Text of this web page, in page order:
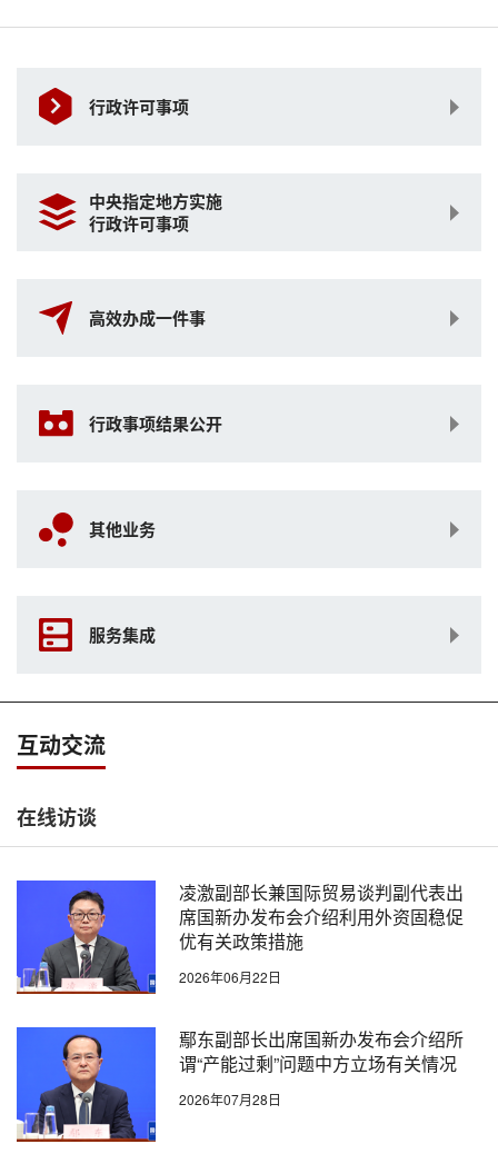
行政许可事项
中央指定地方实施
行政许可事项
高效办成一件事
行政事项结果公开
其他业务
服务集成
互动交流
在线访谈
凌激副部长兼国际贸易谈判副代表出
席国新办发布会介绍利用外资固稳促
优有关政策措施
2026年06月22日
鄢东副部长出席国新办发布会介绍所
谓“产能过剩”问题中方立场有关情况
2026年07月28日